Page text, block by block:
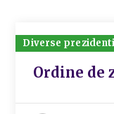
Diverse
Ordine de